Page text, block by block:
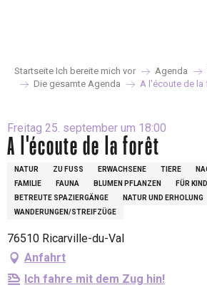
Startseite Ich bereite mich vor Agenda
Die gesamte Agenda
A l'écoute de la
Freitag 25. september um 18:00
A l'écoute de la forêt
NATUR ZU FUSS ERWACHSENE TIERE
FAMILIE
FAUNA BLUMEN PFLANZEN
FÜR
BETREUTE SPAZIERGÄNGE
NATUR UND ERHOLUNG
WANDERUNGEN/STREIFZÜGE
76510 Ricarville-du-Val
Anfahrt
Ich fahre mit dem Zug hin!